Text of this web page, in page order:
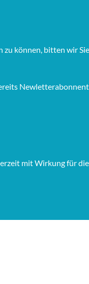
können, bitten wir
mit Wirkung für